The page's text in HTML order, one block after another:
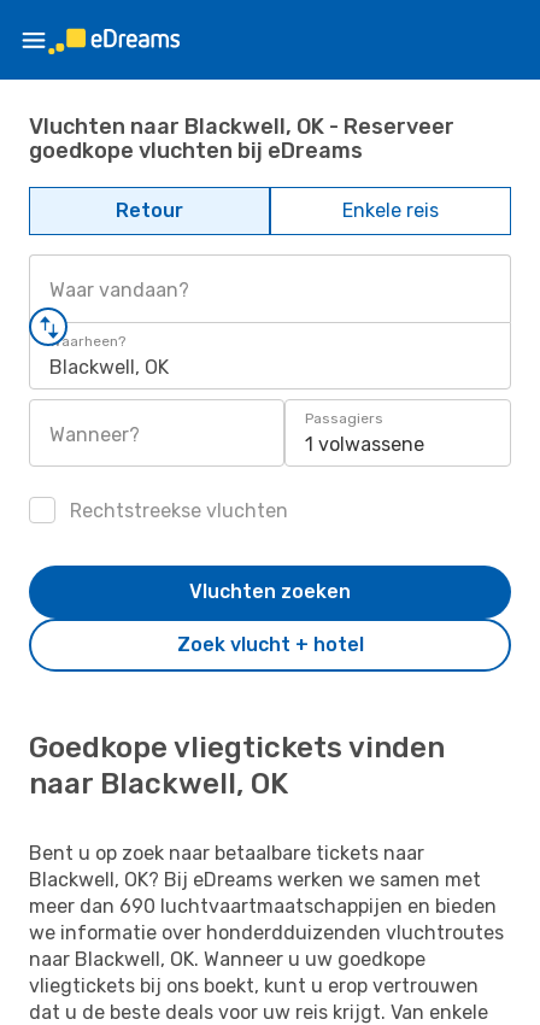
Vluchten naar Blackwell, OK - Reserveer
goedkope vluchten bij eDreams
Retour Enkele reis
Waar vandaan?
Waarheen?
Blackwell, OK
Wanneer?
Passagiers
1 volwassene
Rechtstreekse vluchten
Zoek vlucht + hotel
Vluchten zoeken
Goedkope vliegtickets vinden
naar Blackwell, OK
Bent u op zoek naar betaalbare tickets naar
Blackwell, OK? Bij eDreams werken we samen met
meer dan 690 luchtvaartmaatschappijen en bieden
we informatie over honderdduizenden vluchtroutes
naar Blackwell, OK. Wanneer u uw goedkope
vliegtickets bij ons boekt, kunt u erop vertrouwen
dat u de beste deals voor uw reis krijgt. Van enkele